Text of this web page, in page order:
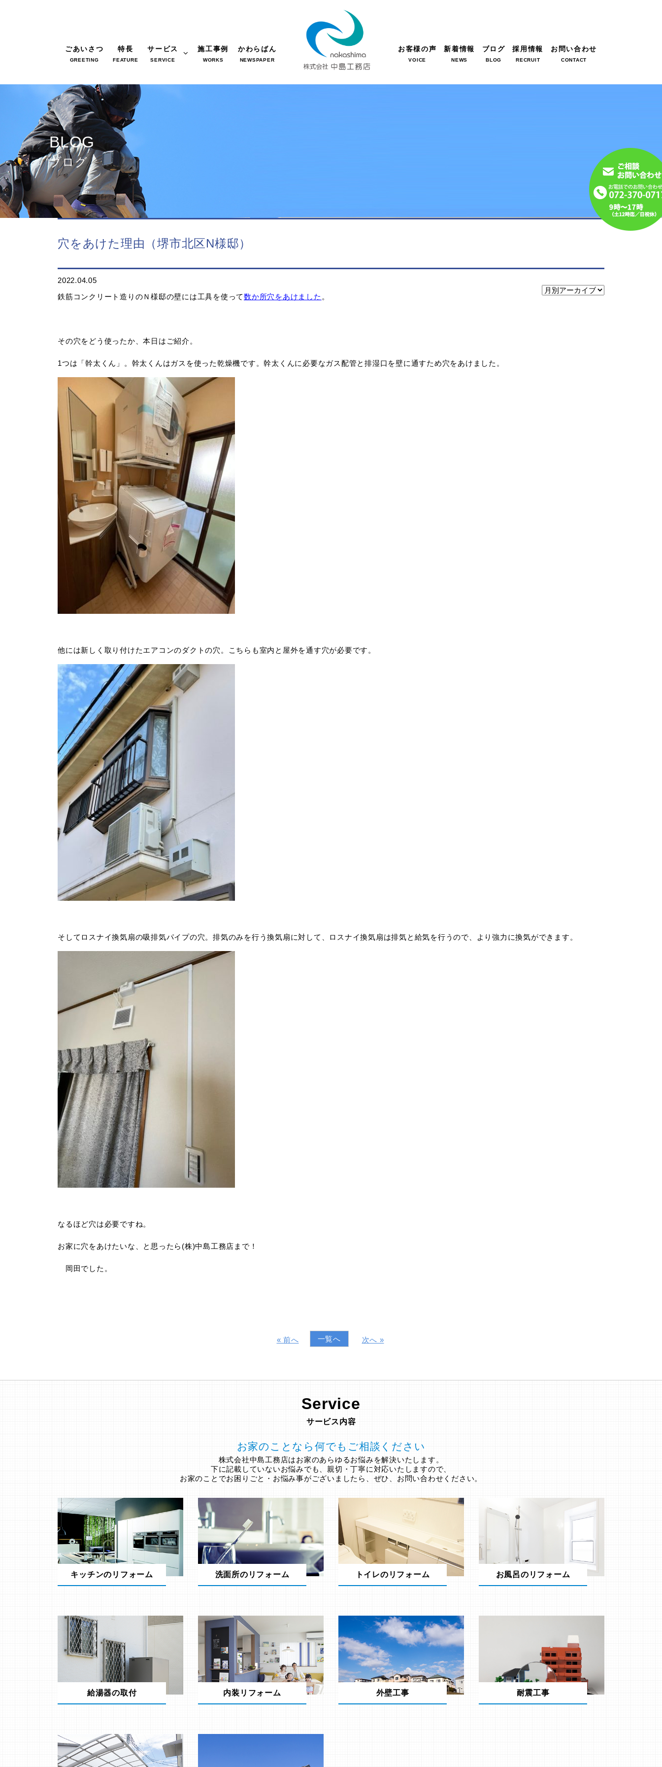
ごあいさつ
GREETING
特長
FEATURE
サービス
SERVICE
施工事例
WORKS
かわらばん
NEWSPAPER
お客様の声
VOICE
新着情報
NEWS
ブログ
BLOG
採用情報
RECRUIT
お問い合わせ
CONTACT
BLOG
ブログ
穴をあけた理由（堺市北区N様邸）
2022.04.05
鉄筋コンクリート造りのＮ様邸の壁には工具を使って数か所穴をあけました 。
その穴をどう使ったか、本日はご紹介。
1つは「幹太くん」。幹太くんはガスを使った乾燥機です。幹太くんに必要なガス配管と排湿口を壁に通すため穴をあけました。
他には新しく取り付けたエアコンのダクトの穴。こちらも室内と屋外を通す穴が必要です。
そしてロスナイ換気扇の吸排気パイプの穴。排気のみを行う換気扇に対して、ロスナイ換気扇は排気と給気を行うので、より強力に換気ができます。
なるほど穴は必要ですね。
お家に穴をあけたいな、と思ったら(株)中島工務店まで！
岡田でした。
« 前へ 一覧へ 次へ »
Service
サービス内容
お家のことなら何でもご相談ください
株式会社中島工務店はお家のあらゆるお悩みを解決いたします。
下に記載していないお悩みでも、親切・丁寧に対応いたしますので、
お家のことでお困りごと・お悩み事がございましたら、ぜひ、お問い合わせください。
キッチンのリフォーム 洗面所のリフォーム トイレのリフォーム お風呂のリフォーム
給湯器の取付 内装リフォーム 外壁工事 耐震工事